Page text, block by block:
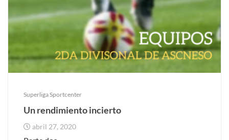
Superliga Sportcenter
Un rendimiento incierto
abril 27, 2020